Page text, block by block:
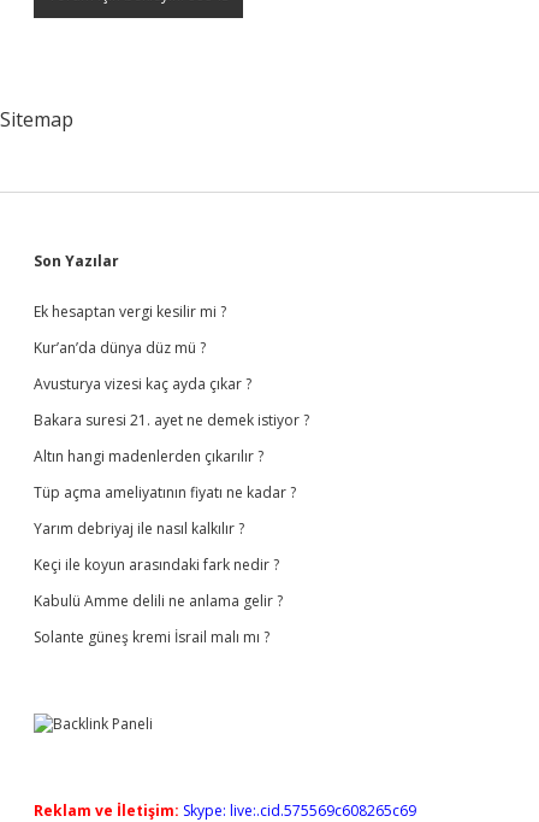
Sitemap
Sidebar
Son Yazılar
Ek hesaptan vergi kesilir mi ?
Kur’an’da dünya düz mü ?
Avusturya vizesi kaç ayda çıkar ?
Bakara suresi 21. ayet ne demek istiyor ?
Altın hangi madenlerden çıkarılır ?
Tüp açma ameliyatının fiyatı ne kadar ?
Yarım debriyaj ile nasıl kalkılır ?
Keçi ile koyun arasındaki fark nedir ?
Kabulü Amme delili ne anlama gelir ?
Solante güneş kremi İsrail malı mı ?
Reklam ve İletişim: Skype: live:.cid.575569c608265c69